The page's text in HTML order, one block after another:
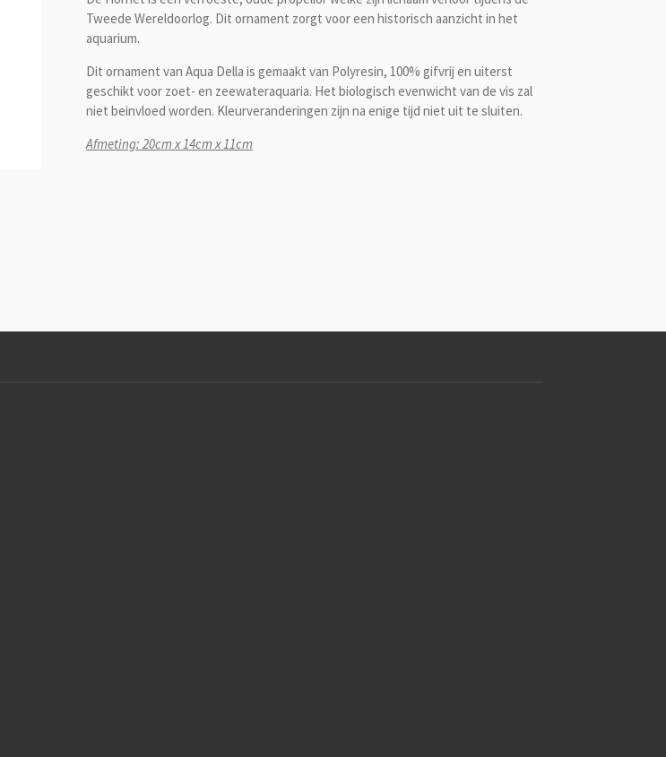
Tweede Wereldoorlog. Dit ornament zorgt voor een historisch aanzicht in het
aquarium.
Dit ornament van Aqua Della is gemaakt van Polyresin, 100% gifvrij en uiterst
geschikt voor zoet- en zeewateraquaria. Het biologisch evenwicht van de vis zal
niet beinvloed worden. Kleurveranderingen zijn na enige tijd niet uit te sluiten.
Afmeting: 20cm x 14cm x 11cm